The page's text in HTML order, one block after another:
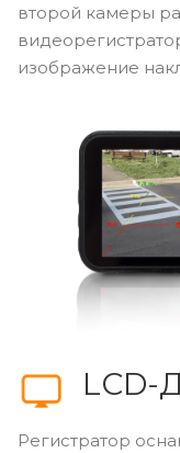
второй камеры
изображение
LСD-
Регистратор